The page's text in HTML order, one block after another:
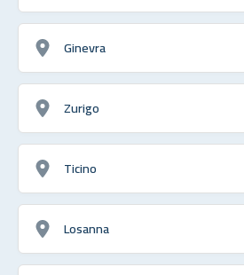
Ginevra
Zurigo
Ticino
Losanna